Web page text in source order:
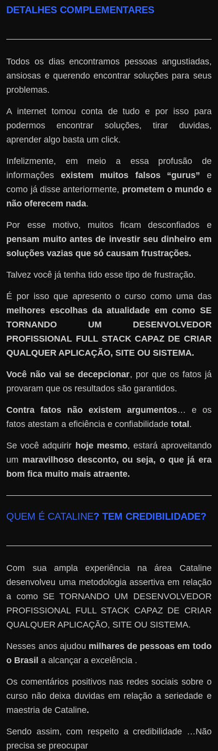
DETALHES COMPLEMENTARES
Todos os dias encontramos pessoas angustiadas,
ansiosas e querendo encontrar soluções para seus
problemas.
A internet tomou conta de tudo e por isso para
podermos encontrar soluções, tirar duvidas,
aprender algo basta um click.
Infelizmente, em meio a essa profusão de
informações existem muitos falsos “gurus” e
como já disse anteriormente, prometem o mundo e
não oferecem nada.
Por esse motivo, muitos ficam desconfiados e
pensam muito antes de investir seu dinheiro em
soluções vazias que só causam frustrações.
Talvez você já tenha tido esse tipo de frustração.
É por isso que apresento o curso como uma das
melhores escolhas da atualidade em como SE
TORNANDO UM DESENVOLVEDOR
PROFISSIONAL FULL STACK CAPAZ DE CRIAR
QUALQUER APLICAÇÃO, SITE OU SISTEMA.
Você não vai se decepcionar, por que os fatos já
provaram que os resultados são garantidos.
Contra fatos não existem argumentos… e os
fatos atestam a eficiência e confiabilidadetotal.
Se você adquirir hoje mesmo, estará aproveitando
um maravilhoso desconto, ou seja, o que já era
bom fica muito mais atraente.
QUEM É CATALINE? TEM CREDIBILIDADE?
Com sua ampla experiência na área Cataline
desenvolveu uma metodologia assertiva em relação
a como SE TORNANDO UM DESENVOLVEDOR
PROFISSIONAL FULL STACK CAPAZ DE CRIAR
QUALQUER APLICAÇÃO, SITE OU SISTEMA.
Nesses anos ajudou milhares de pessoas em todo
o Brasil a alcançar a excelência .
Os comentários positivos nas redes sociais sobre o
curso não deixa duvidas em relação a seriedade e
maestria de Cataline.
Sendo assim, com respeito a credibilidade …Não
precisa se preocupar